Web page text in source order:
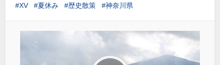
XV 夏休み 歴史散策 神奈川県